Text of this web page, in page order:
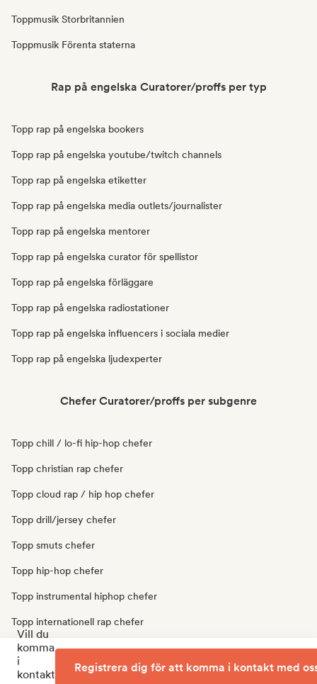
Toppmusik Storbritannien
Toppmusik Förenta staterna
Rap på engelska Curatorer/proffs per typ
Topp rap på engelska bookers
Topp rap på engelska youtube/twitch channels
Topp rap på engelska etiketter
Topp rap på engelska media outlets/journalister
Topp rap på engelska mentorer
Topp rap på engelska curator för spellistor
Topp rap på engelska förläggare
Topp rap på engelska radiostationer
Topp rap på engelska influencers i sociala medier
Topp rap på engelska ljudexperter
Chefer Curatorer/proffs per subgenre
Topp chill / lo-fi hip-hop chefer
Topp christian rap chefer
Topp cloud rap / hip hop chefer
Topp drill/jersey chefer
Topp smuts chefer
Topp hip-hop chefer
Topp instrumental hiphop chefer
Topp internationell rap chefer
Topp fransk rap chefer
Topp fälla chefer
Vill du
komma
i
kontakt
Registrera dig för att komma i kontakt med